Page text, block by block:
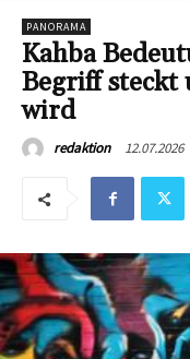
PANORAMA
Kahba
Begriff steckt
wird
redaktion 12.07.2026